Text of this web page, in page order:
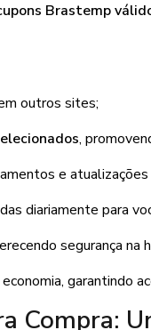
Brastemp
outros sites;
,
e atualizações
diariamente para
segurança na
garantindo
Compra: